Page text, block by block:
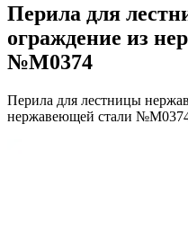
Перила для
ограждение из
№М0374
Перила для лестницы
нержавеющей стали